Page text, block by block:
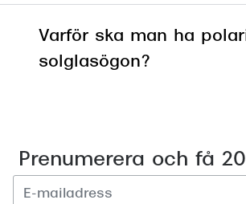
Varför ska man ha
solglasögon?
Prenumerera och få